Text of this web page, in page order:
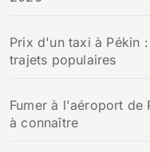
Prix d'un taxi à Pékin
trajets populaires
Fumer à l'aéroport de
à connaître